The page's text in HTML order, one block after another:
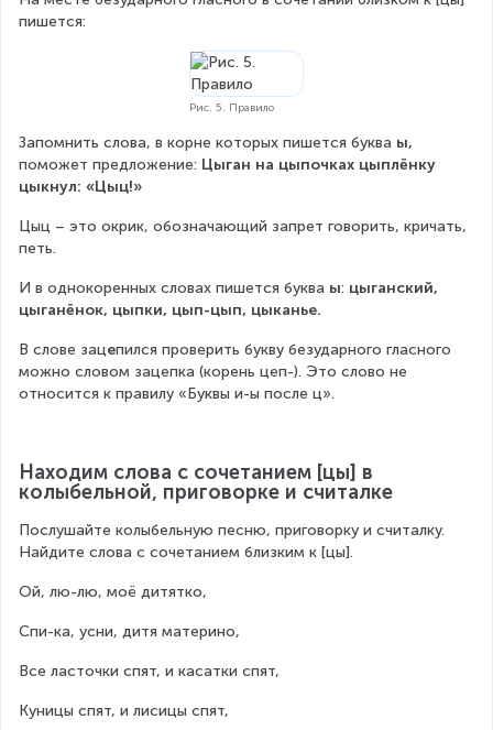
пишется:
Рис. 5. Правило
Запомнить слова, в корне которых пишется буква ы,
поможет предложение: Цыган на цыпочках цыплёнку
цыкнул: «Цыц!»
Цыц – это окрик, обозначающий запрет говорить, кричать,
петь.
И в однокоренных словах пишется буква ы: цыганский,
цыганёнок, цыпки, цып-цып, цыканье.
В слове зацепился проверить букву безударного гласного
можно словом зацепка (корень цеп-). Это слово не
относится к правилу «Буквы и-ы после ц».
Находим слова с сочетанием [цы] в
колыбельной, приговорке и считалке
Послушайте колыбельную песню, приговорку и считалку.
Найдите слова с сочетанием близким к [цы].
Ой, лю-лю, моё дитятко,
Спи-ка, усни, дитя материно,
Все ласточки спят, и касатки спят,
Куницы спят, и лисицы спят,